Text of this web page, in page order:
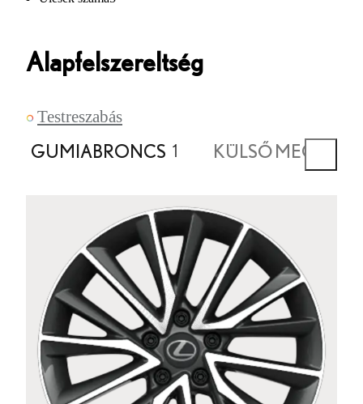
Alapfelszereltség
Testreszabás
GUMIABRONCS 1 KÜLSŐ